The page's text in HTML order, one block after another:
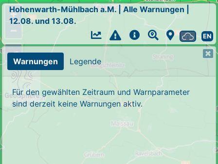
+
−
Hohenwarth-Mühlbach a.M.|Alle Warnungen
12.08. und 13.08.
EN
Warnungen Legende
Für den gewählten Zeitraum und Warnparameter
sind derzeit keine Warnungen aktiv.